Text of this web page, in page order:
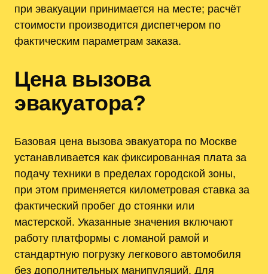
при эвакуации принимается на месте; расчёт
стоимости производится диспетчером по
фактическим параметрам заказа.
Цена вызова
эвакуатора?
Базовая цена вызова эвакуатора по Москве
устанавливается как фиксированная плата за
подачу техники в пределах городской зоны,
при этом применяется километровая ставка за
фактический пробег до стоянки или
мастерской. Указанные значения включают
работу платформы с ломаной рамой и
стандартную погрузку легкового автомобиля
без дополнительных манипуляций. Для